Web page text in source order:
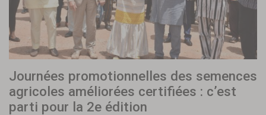
Journées promotionnelles des semences
agricoles améliorées certifiées : c’est
parti pour la 2e édition